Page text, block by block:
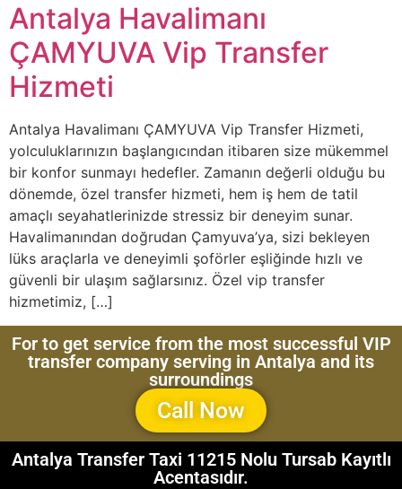
Antalya Havalimanı
ÇAMYUVA Vip Transfer
Hizmeti
Antalya Havalimanı ÇAMYUVA Vip Transfer Hizmeti,
yolculuklarınızın başlangıcından itibaren size mükemmel
bir konfor sunmayı hedefler. Zamanın değerli olduğu bu
dönemde, özel transfer hizmeti, hem iş hem de tatil
amaçlı seyahatlerinizde stressiz bir deneyim sunar.
Havalimanından doğrudan Çamyuva’ya, sizi bekleyen
lüks araçlarla ve deneyimli şoförler eşliğinde hızlı ve
güvenli bir ulaşım sağlarsınız. Özel vip transfer
hizmetimiz, […]
For to get service from the most successful VIP
transfer company serving in Antalya and its
surroundings
Call Now
Antalya Transfer Taxi 11215 Nolu Tursab Kayıtlı
Acentasıdır.